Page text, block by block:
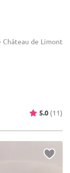
Château de Limont
5.0 (11)